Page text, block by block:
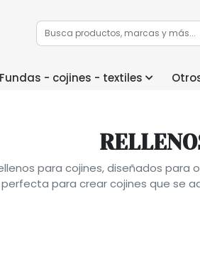
Fundas - cojines - textiles
para cojines, diseñados
para crear cojines que se